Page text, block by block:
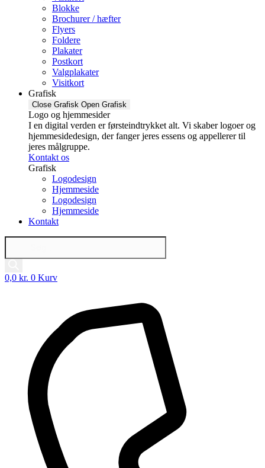
Blokke
Brochurer / hæfter
Flyers
Foldere
Plakater
Postkort
Valgplakater
Visitkort
Grafisk
Close Grafisk Open Grafisk
Logo og hjemmesider
I en digital verden er førsteindtrykket alt. Vi skaber logoer og
hjemmesidedesign, der fanger jeres essens og appellerer til
jeres målgruppe.
Kontakt os
Grafisk
Logodesign
Hjemmeside
Logodesign
Hjemmeside
Kontakt
Products
0,0 kr. 0 Kurv